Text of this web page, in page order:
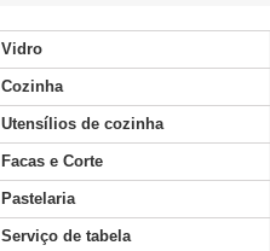
Vidro
Cozinha
Utensílios de cozinha
Facas e Corte
Pastelaria
Serviço de tabela